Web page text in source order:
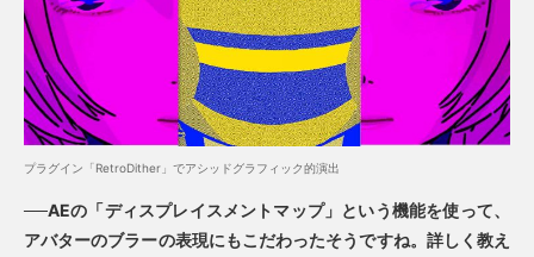
プラグイン「RetroDither」でアシッドグラフィック的演出
──AEの「ディスプレイスメントマップ」という機能を使って、
アバターのブラーの表現にもこだわったそうですね。詳しく教え